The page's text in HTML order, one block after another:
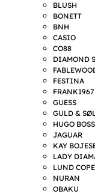
BLUSH
BONETT
BNH
CASIO
CO88
DIAMOND
FESTINA
FRANK1967
GUESS
GULD &
HUGO BOSS
JAGUAR
KAY
LADY
LUND
NURAN
OBAKU